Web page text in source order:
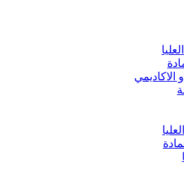
الاكاديمي